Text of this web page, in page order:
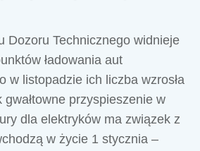
Dozoru Technicznego widnieje
ładowania aut
w listopadzie ich liczba wzrosła
gwałtowne przyspieszenie w
dla elektryków ma związek z
w życie 1 stycznia –